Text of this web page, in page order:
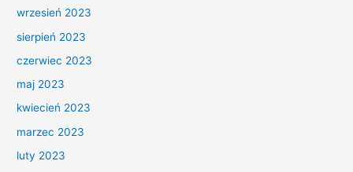
wrzesień 2023
sierpień 2023
czerwiec 2023
maj 2023
kwiecień 2023
marzec 2023
luty 2023